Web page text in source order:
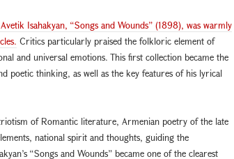
Isahakyan, “Songs and Wounds” (1898), was warmly
Critics particularly praised the folkloric element of
and universal emotions. This first collection became the
poetic thinking, as well as the key features of his lyrical
of Romantic literature, Armenian poetry of the late
national spirit and thoughts, guiding the
“Songs and Wounds” became one of the clearest